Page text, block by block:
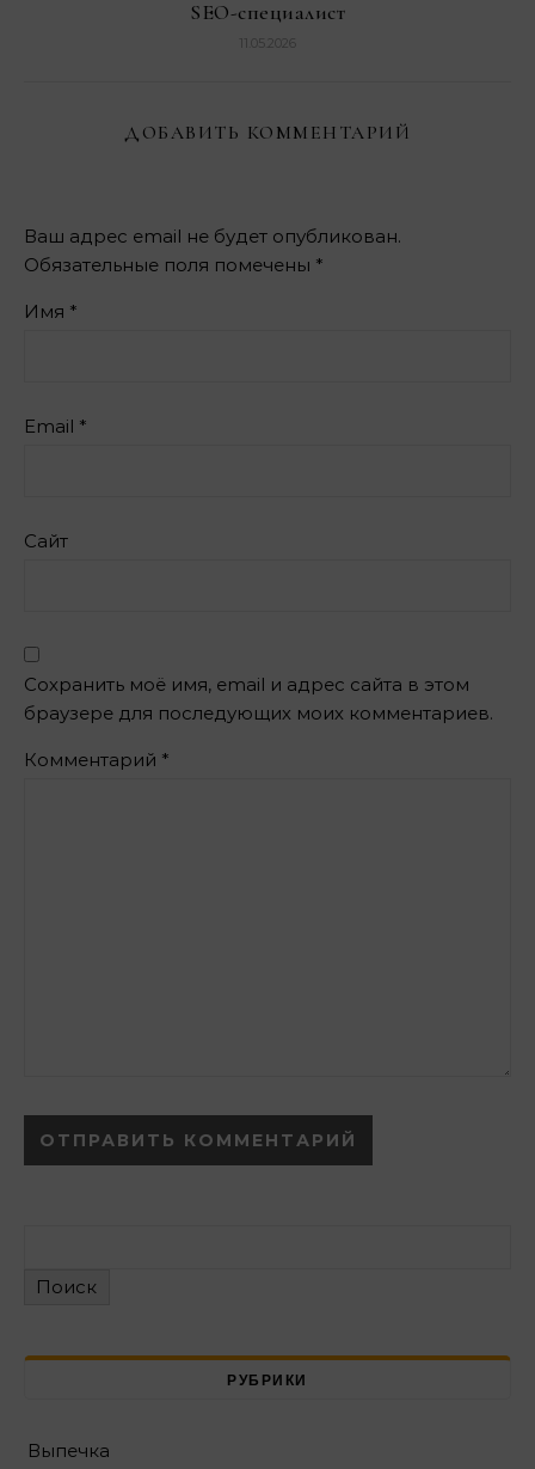
SEO-специалист
11.05.2026
ДОБАВИТЬ КОММЕНТАРИЙ
Ваш адрес email не будет опубликован.
Обязательные поля помечены *
Имя *
Email *
Сайт
Сохранить моё имя, email и адрес сайта в этом
браузере для последующих моих комментариев.
Комментарий *
Поиск
РУБРИКИ
Выпечка